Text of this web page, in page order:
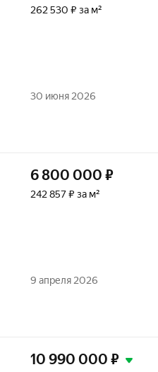
262 530 ₽ за м²
30 июня 2026
6 800 000 ₽
242 857 ₽ за м²
9 апреля 2026
10 990 000 ₽